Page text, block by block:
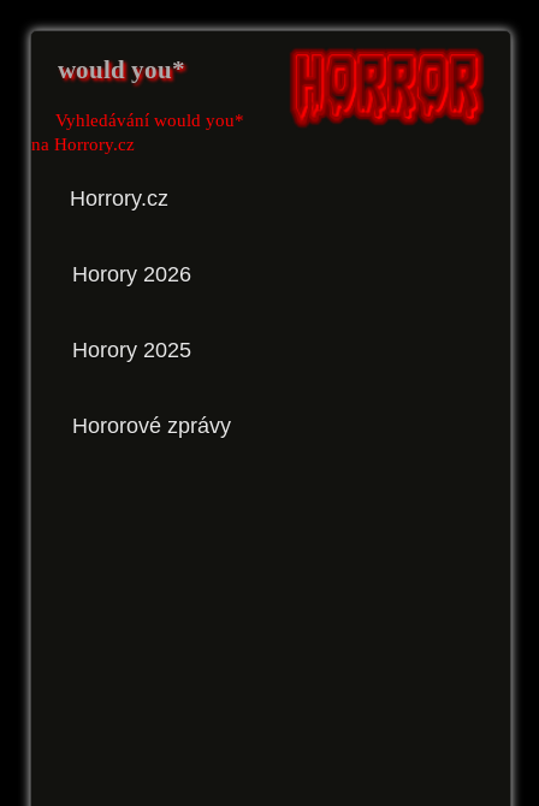
would you*
Vyhledávání would you*
na Horrory.cz
Horrory.cz
Horory 2026
Horory 2025
Hororové zprávy